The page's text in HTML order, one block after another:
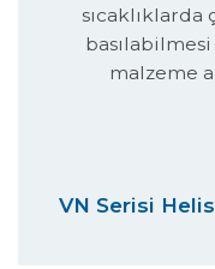
sıcaklıklarda
malzeme
VN Serisi